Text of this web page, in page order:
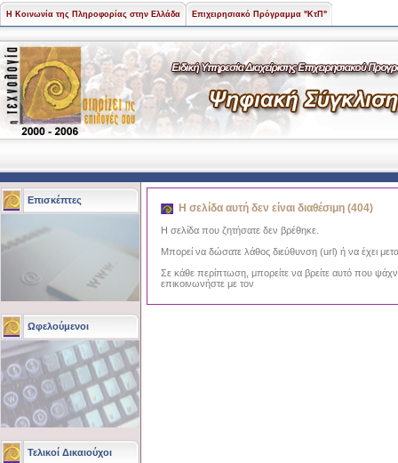
Η Κοινωνία της Πληροφορίας στην Ελλάδα Επιχειρησιακό Πρόγραμμα "ΚτΠ"
Επισκέπτες
Ωφελούμενοι
Τελικοί Δικαιούχοι
Η σελίδα αυτή δεν είναι διαθέσιμη (404)
Η σελίδα που ζητήσατε δεν βρέθηκε.
Μπορεί να δώσατε λάθος διεύθυνση (url) ή να έχει
Σε κάθε περίπτωση, μπορείτε να βρείτε αυτό που
επικοινωνήστε με τον